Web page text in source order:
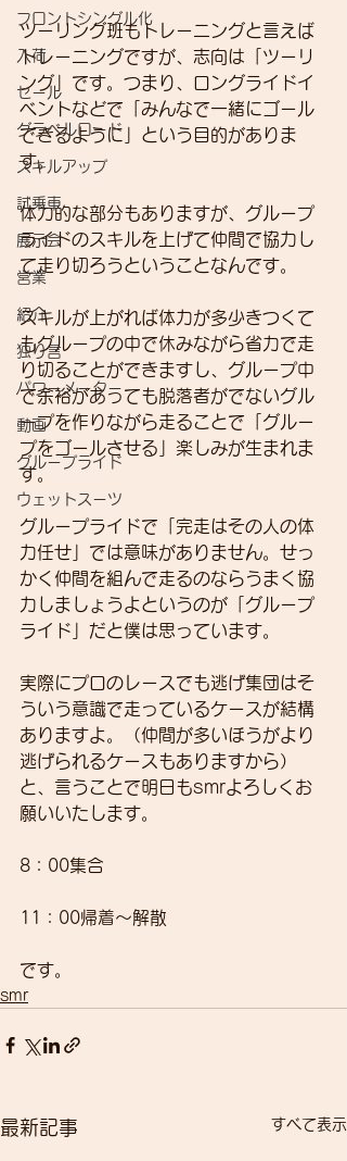
フロントシングル化
入荷
セール
グラベルロード
スキルアップ
試乗車
展示会
営業
紹介
独り言
パワーメーター
動画
グループライド
ウェットスーツ
ツーリング班もトレーニングと言えば
トレーニングですが、志向は「ツーリ
ング」です。つまり、ロングライドイ
ベントなどで「みんなで一緒にゴール
できるように」という目的がありま
す。
体力的な部分もありますが、グループ
ライドのスキルを上げて仲間で協力し
て走り切ろうということなんです。
スキルが上がれば体力が多少きつくて
もグループの中で休みながら省力で走
り切ることができますし、グループ中
で余裕があっても脱落者がでないグル
ープを作りながら走ることで「グルー
プをゴールさせる」楽しみが生まれま
す。
グループライドで「完走はその人の体
力任せ」では意味がありません。せっ
かく仲間を組んで走るのならうまく協
力しましょうよというのが「グループ
ライド」だと僕は思っています。
実際にプロのレースでも逃げ集団はそ
ういう意識で走っているケースが結構
ありますよ。（仲間が多いほうがより
逃げられるケースもありますから）
と、言うことで明日もsmrよろしくお
願いいたします。
8：00集合
11：00帰着～解散
です。
smr
最新記事 すべて表示